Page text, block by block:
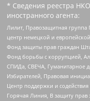
* Сведения реестра
иностранного агента:
Лилит, Правозащитная
центр немецкой и
Фонд защиты прав граждан
Фонд борьбы с коррупцией,
СПИДа, СВЕЧА, Гуманитарное
Избирателей, Правовая
Центр поддержки и
Горячая Линия, В защиту прав